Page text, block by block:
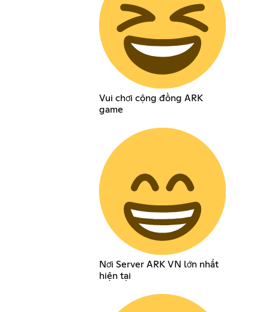
Vui chơi cộng đồng ARK
game
Nơi Server ARK VN lớn nhất
hiện tại